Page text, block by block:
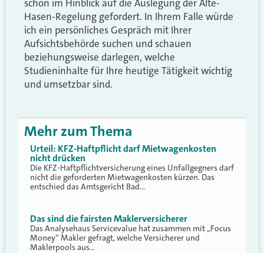
schon im Hinblick auf die Auslegung der Alte-
Hasen-Regelung gefordert. In Ihrem Falle würde
ich ein persönliches Gespräch mit Ihrer
Aufsichtsbehörde suchen und schauen
beziehungsweise darlegen, welche
Studieninhalte für Ihre heutige Tätigkeit wichtig
und umsetzbar sind.
Mehr zum Thema
Urteil: KFZ-Haftpflicht darf Mietwagenkosten
nicht drücken
Die KFZ-Haftpflichtversicherung eines Unfallgegners darf
nicht die geforderten Mietwagenkosten kürzen. Das
entschied das Amtsgericht Bad…
Das sind die fairsten Maklerversicherer
Das Analysehaus Servicevalue hat zusammen mit „Focus
Money“ Makler gefragt, welche Versicherer und
Maklerpools aus…